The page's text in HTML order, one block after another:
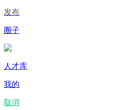
发布
圈子
人才库
我的
取消